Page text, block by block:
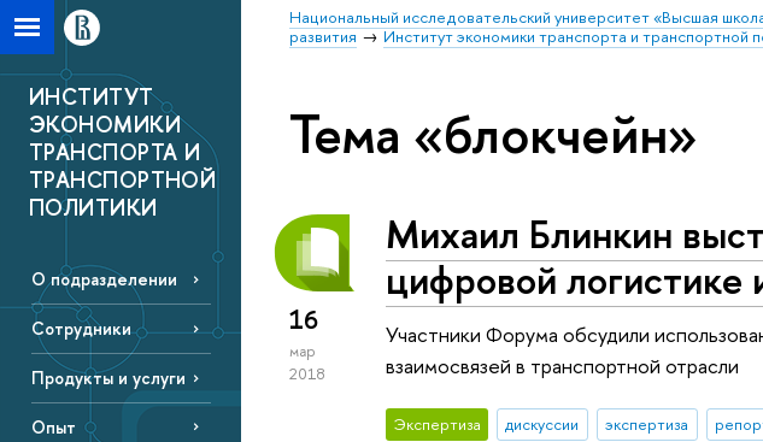
Национальный исследовательский университет «Высшая
развития
Институт экономики транспорта и транспортной
ИНСТИТУТ
ЭКОНОМИКИ
ТРАНСПОРТА И
ТРАНСПОРТНОЙ
ПОЛИТИКИ
О подразделении
Сотрудники
Продукты и услуги
Опыт
Тема «блокчейн»
16
мар
2018
Михаил Блинкин
цифровой логистике
Участники Форума обсудили
взаимосвязей в транспортной отрасли
Экспертиза дискуссии экспертиза